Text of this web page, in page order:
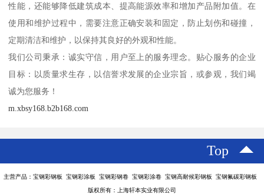
性能，还能够降低建筑成本、提高能源效率和增加产品附加值。在
使用和维护过程中，需要注意正确安装和固定，防止划伤和碰撞，
定期清洁和维护，以保持其良好的外观和性能。
我们公司秉承：诚实守信，用户至上的服务理念。贴心服务的企业
目标：以质量求生存，以信誉求发展的企业宗旨，或参观，我们竭
诚为您服务！
m.xbsy168.b2b168.com
Top
主营产品：宝钢彩钢板 宝钢彩涂板 宝钢彩钢卷 宝钢彩涂卷 宝钢高耐候彩钢板 宝钢氟碳彩钢板
版权所有：上海轩本实业有限公司